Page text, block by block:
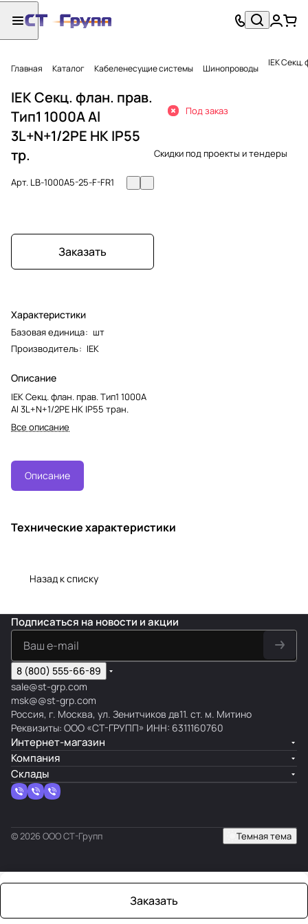
Главная Каталог Кабеленесущие системы Шинопроводы IEK Секц.
IEK Секц. флан. прав.
Тип1 1000А Al
3L+N+1/2PE НК IP55
тр.
Арт. LB-1000A5-25-F-FR1
Заказать
Характеристики
Базовая единица: шт
Производитель: IEK
Описание
IEK Секц. флан. прав. Тип1 1000А
Al 3L+N+1/2PE НК IP55 тран.
Все описание
Под заказ
Скидки под проекты и тендеры
Описание
Технические характеристики
Назад к списку
Заказать
Подписаться на новости и акции
8 (800) 555-66-89
sale@st-grp.com
msk@@st-grp.com
Россия, г. Москва, ул. Зенитчиков дв11. ст. м. Митино
Реквизиты: ООО «СТ-ГРУПП» ИНН: 6311160760
Интернет-магазин
Компания
Склады
© 2026 ООО СТ-Групп Темная тема